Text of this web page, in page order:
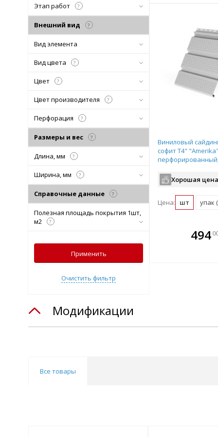
Виниловый
софит T4"
Хорошая
Цена: шт упак
всегда выгоднее!
Подобрать комплект
494
В
всегда
Этап работ ?
Внешний вид ?
Вид элемента
Вид цвета ?
Цвет ?
Цвет производителя ?
Перфорация ?
Размеры и вес ?
Длина, мм ?
Ширина, мм ?
Справочные данные ?
Полезная площадь покрытия 1шт,
м2
?
Применить
Очистить фильтр
Модификации
Все товары